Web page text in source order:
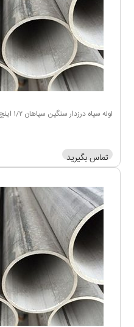
لوله سیاه درزدار سنگین سپاهان ۱/۲ اینچ
تماس بگیرید